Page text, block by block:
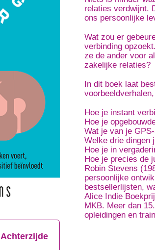
Achterzijde
relaties verdwijnt.
ons persoonlijke
Wat zou er
verbinding
ze de ander voor
zakelijke relaties?
In dit boek laat
Hoe je instant
Hoe je
Wat je van je
Welke drie dingen
Hoe je in
Hoe je precies de
Robin Stevens
persoonlijke
bestsellerlijsten,
Alice Indie
MKB. Meer dan
opleidingen en